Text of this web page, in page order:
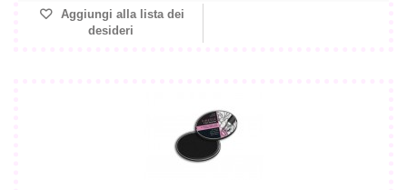
Aggiungi alla lista dei
desideri